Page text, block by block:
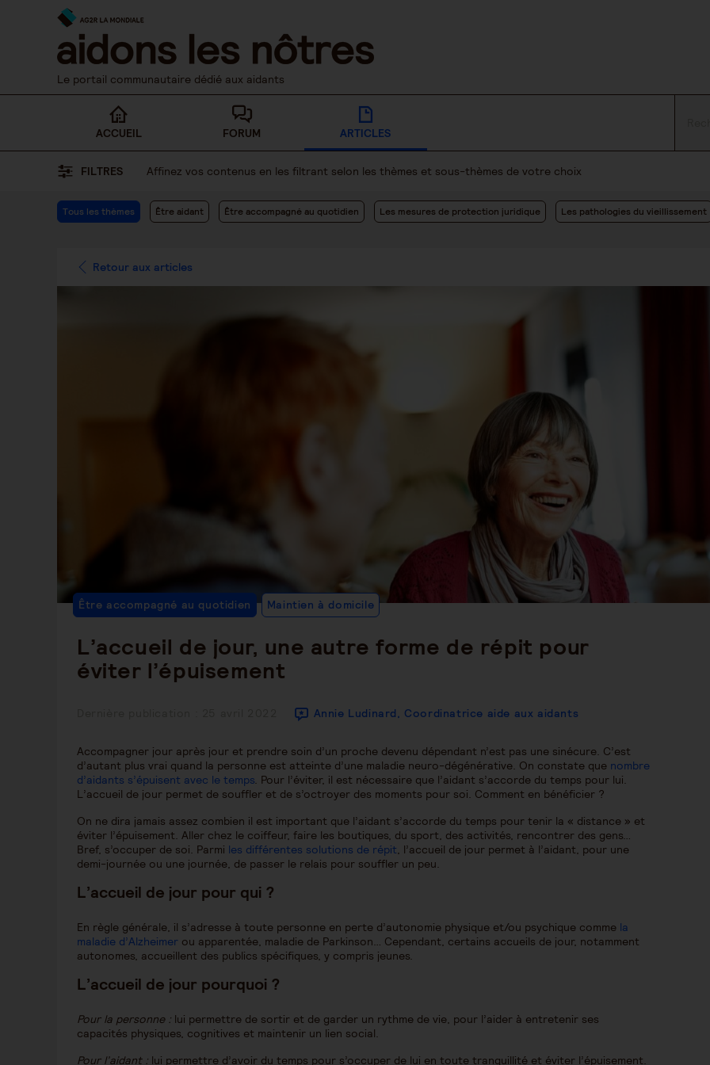
Le portail communautaire dédié aux aidants
ACCUEIL FORUM ARTICLES
FILTRES Affinez vos contenus en les filtrant selon les thèmes et sous-thèmes de votre choix
Tous les thèmes Être aidant Être accompagné au quotidien Les mesures de protection juridique Les pathologies du vieillissement
Retour aux articles
L’accueil de jour, une autre forme de répit pour
éviter l’épuisement
Annie Ludinard, Coordinatrice aide aux aidants
Être accompagné au quotidien Maintien à domicile
Accompagner jour après jour et prendre soin d’un proche devenu dépendant n’est pas une sinécure. C’est
d’autant plus vrai quand la personne est atteinte d’une maladie neuro-dégénérative. On constate que nombre
d’aidants s’épuisent avec le temps. Pour l’éviter, il est nécessaire que l’aidant s’accorde du temps pour lui.
L’accueil de jour permet de souffler et de s’octroyer des moments pour soi. Comment en bénéficier ?
On ne dira jamais assez combien il est important que l’aidant s’accorde du temps pour tenir la « distance » et
éviter l’épuisement. Aller chez le coiffeur, faire les boutiques, du sport, des activités, rencontrer des gens…
Bref, s’occuper de soi. Parmi les différentes solutions de répit, l’accueil de jour permet à l’aidant, pour une
demi-journée ou une journée, de passer le relais pour souffler un peu.
L’accueil de jour pour qui ?
En règle générale, il s’adresse à toute personne en perte d’autonomie physique et/ou psychique comme la
maladie d’Alzheimer ou apparentée, maladie de Parkinson… Cependant, certains accueils de jour, notamment
autonomes, accueillent des publics spécifiques, y compris jeunes.
L’accueil de jour pourquoi ?
Pour la personne : lui permettre de sortir et de garder un rythme de vie, pour l’aider à entretenir ses
capacités physiques, cognitives et maintenir un lien social.
Pour l’aidant : lui permettre d’avoir du temps pour s’occuper de lui en toute tranquillité et éviter l’épuisement.